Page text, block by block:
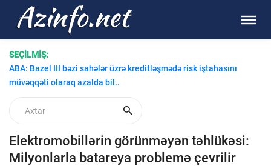
SEÇİLMİŞ:
ABA: Bazel III bəzi sahələr üzrə kreditləşmədə risk iştahasını
müvəqqəti olaraq azalda bil..
Elektromobillərin görünməyən təhlükəsi:
Milyonlarla batareya problemə çevrilir